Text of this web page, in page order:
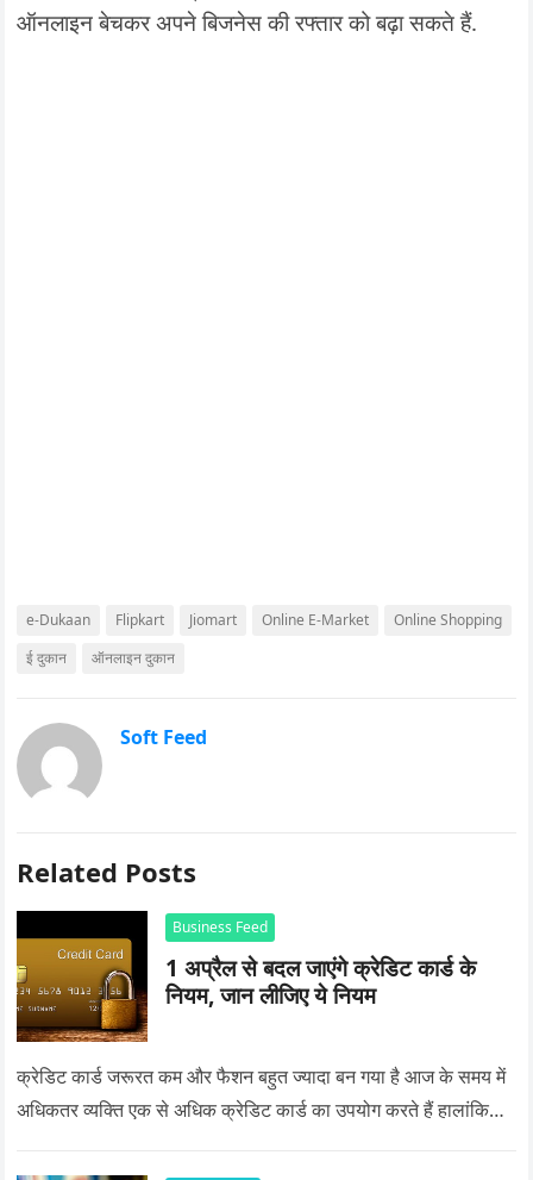
ऑनलाइन बेचकर अपने बिजनेस की रफ्तार को बढ़ा सकते हैं.
e-Dukaan Flipkart Jiomart Online E-Market
Online Shopping
ई दुकान
ऑनलाइन दुकान
Soft Feed
Related Posts
Business Feed
1 अप्रैल से बदल जाएंगे क्रेडिट कार्ड के
नियम, जान लीजिए ये नियम
क्रेडिट कार्ड जरूरत कम और फैशन बहुत ज्यादा बन गया है आज के समय में
अधिकतर व्यक्ति एक से अधिक क्रेडिट कार्ड का उपयोग करते हैं हालांकि…